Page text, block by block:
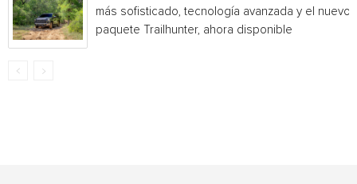
más sofisticado, tecnología avanzada y el nuevo
paquete Trailhunter, ahora disponible